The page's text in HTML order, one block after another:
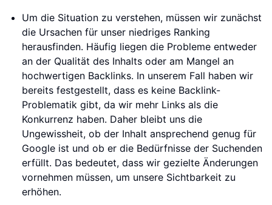
Um die Situation zu verstehen, müssen wir zunächst
die Ursachen für unser niedriges Ranking
herausfinden. Häufig liegen die Probleme entweder
an der Qualität des Inhalts oder am Mangel an
hochwertigen Backlinks. In unserem Fall haben wir
bereits festgestellt, dass es keine Backlink-
Problematik gibt, da wir mehr Links als die
Konkurrenz haben. Daher bleibt uns die
Ungewissheit, ob der Inhalt ansprechend genug für
Google ist und ob er die Bedürfnisse der Suchenden
erfüllt. Das bedeutet, dass wir gezielte Änderungen
vornehmen müssen, um unsere Sichtbarkeit zu
erhöhen.